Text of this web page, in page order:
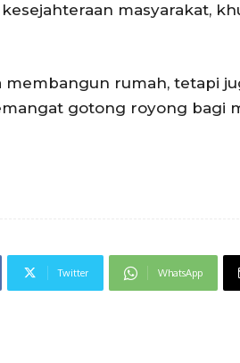
masyarakat,
membangun rumah, tetapi
gotong royong bagi
Twitter WhatsApp